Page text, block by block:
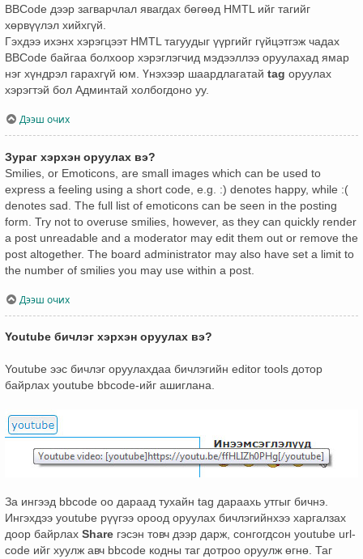
BBCode дээр загварчлал явагдах бөгөөд HMTL ийг тагийг
хөрвүүлэл хийхгүй.
Гэхдээ ихэнх хэрэгцээт HMTL тагуудыг үүргийг гүйцэтгэж чадах
BBCode байгаа болхоор хэрэглэгчид мэдээллээ оруулахад ямар
нэг хүндрэл гарахгүй юм. Үнэхээр шаардлагатай tag оруулах
хэрэгтэй бол Админтай холбогдоно уу.
Дээш очих
Зураг хэрхэн оруулах вэ?
Smilies, or Emoticons, are small images which can be used to
express a feeling using a short code, e.g. :) denotes happy, while :(
denotes sad. The full list of emoticons can be seen in the posting
form. Try not to overuse smilies, however, as they can quickly render
a post unreadable and a moderator may edit them out or remove the
post altogether. The board administrator may also have set a limit to
the number of smilies you may use within a post.
Дээш очих
Youtube бичлэг хэрхэн оруулах вэ?
Youtube ээс бичлэг оруулахдаа бичлэгийн editor tools дотор
байрлах youtube bbcode-ийг ашиглана.
За ингээд bbcode оо дараад тухайн tag дараахь утгыг бичнэ.
Ингэхдээ youtube рүүгээ ороод оруулах бичлэгийнхээ харгалзах
доор байрлах Share гэсэн товч дээр дарж, сонгогдсон youtube url-
code ийг хуулж авч bbcode кодны таг дотроо оруулж өгнө. Таг